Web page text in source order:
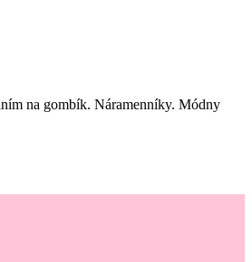
na gombík. Náramenníky. Módny